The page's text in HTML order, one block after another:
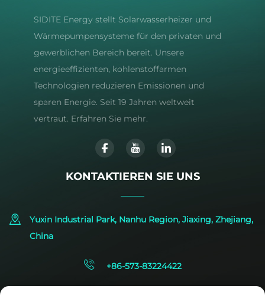
SIDITE Energy stellt Solarwasserheizer und
Wärmepumpensysteme für den privaten und
gewerblichen Bereich bereit. Unsere
energieeffizienten, kohlenstoffarmen
Technologien reduzieren Emissionen und
sparen Energie. Seit 19 Jahren weltweit
vertraut. Erfahren Sie mehr.
KONTAKTIEREN SIE UNS
Yuxin Industrial Park, Nanhu Region, Jiaxing, Zhejiang,
China
+86-573-83224422